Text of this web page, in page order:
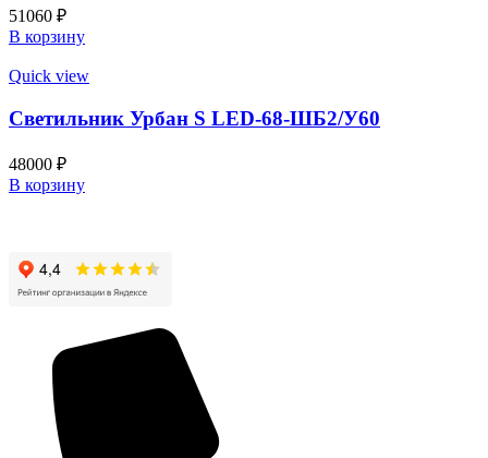
51060 ₽
В корзину
Quick view
Светильник Урбан S LED-68-ШБ2/У60
48000 ₽
В корзину